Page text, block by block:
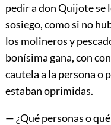
pedir a don Quijote se
sosiego, como si no
los molineros y
bonísima gana, con
cautela a la persona o
estaban oprimidas.
— ¿Qué personas o